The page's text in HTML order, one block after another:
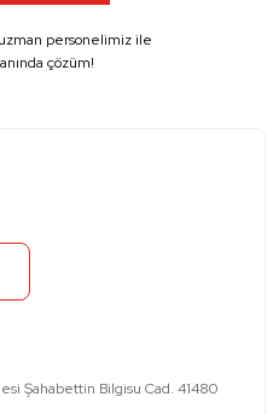
personelimiz ile
çözüm!
Şahabettin Bilgisu Cad. 41480